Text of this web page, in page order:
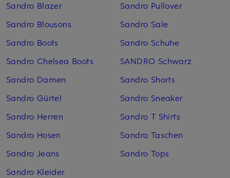
Sandro Blazer
Sandro Blousons
Sandro Boots
Sandro Chelsea Boots
Sandro Damen
Sandro Gürtel
Sandro Herren
Sandro Hosen
Sandro Jeans
Sandro Kleider
Sandro Pullover
Sandro Sale
Sandro Schuhe
SANDRO Schwarz
Sandro Shorts
Sandro Sneaker
Sandro T Shirts
Sandro Taschen
Sandro Tops